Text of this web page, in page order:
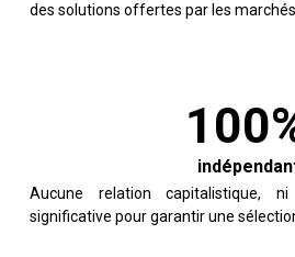
des solutions offertes par les marchés
Aucune relation capitalistique,
significative pour garantir une